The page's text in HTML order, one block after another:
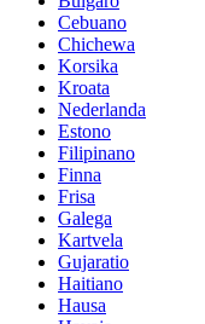
Cebuano
Chichewa
Korsika
Kroata
Nederlanda
Estono
Filipinano
Finna
Frisa
Galega
Kartvela
Gujaratio
Haitiano
Hausa